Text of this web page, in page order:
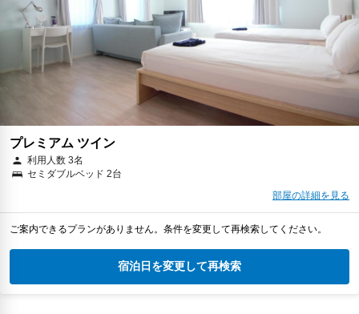
プレミアム ツイン
利用人数 3名
セミダブルベッド 2台
部屋の詳細を見る
ご案内できるプランがありません。条件を変更して再検索してください。
宿泊日を変更して再検索